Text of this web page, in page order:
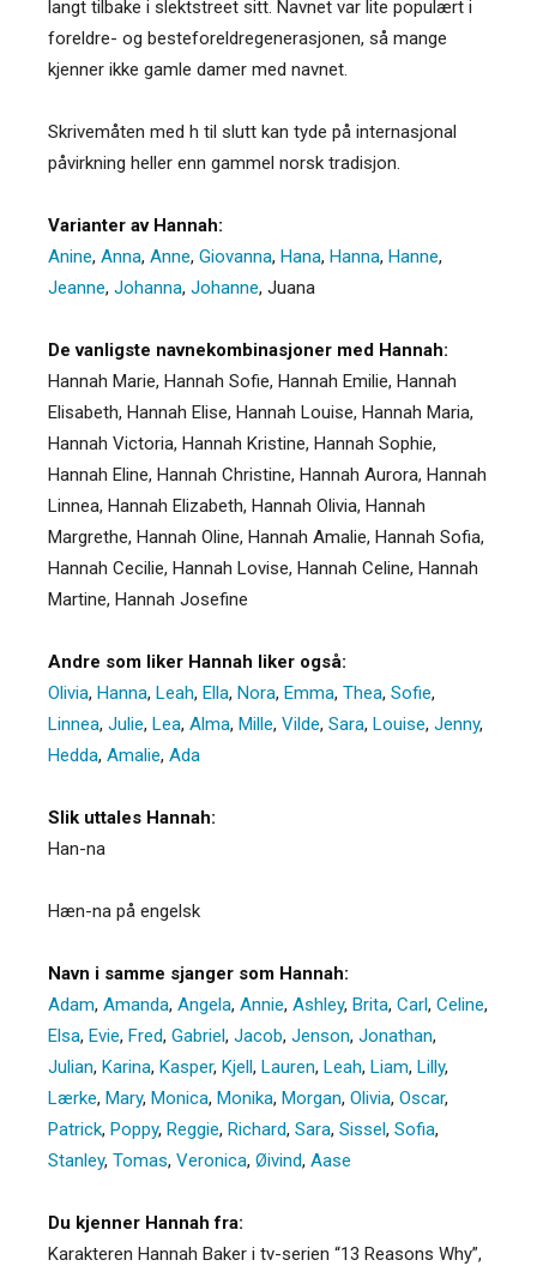
langt tilbake i slektstreet sitt. Navnet var lite populært i
foreldre- og besteforeldregenerasjonen, så mange
kjenner ikke gamle damer med navnet.
Skrivemåten med h til slutt kan tyde på internasjonal
påvirkning heller enn gammel norsk tradisjon.
Varianter av Hannah:
Anine, Anna, Anne, Giovanna, Hana, Hanna, Hanne,
Jeanne, Johanna, Johanne, Juana
De vanligste navnekombinasjoner med Hannah:
Hannah Marie, Hannah Sofie, Hannah Emilie, Hannah
Elisabeth, Hannah Elise, Hannah Louise, Hannah Maria,
Hannah Victoria, Hannah Kristine, Hannah Sophie,
Hannah Eline, Hannah Christine, Hannah Aurora, Hannah
Linnea, Hannah Elizabeth, Hannah Olivia, Hannah
Margrethe, Hannah Oline, Hannah Amalie, Hannah Sofia,
Hannah Cecilie, Hannah Lovise, Hannah Celine, Hannah
Martine, Hannah Josefine
Andre som liker Hannah liker også:
Olivia, Hanna, Leah, Ella, Nora, Emma, Thea, Sofie,
Linnea, Julie, Lea, Alma, Mille, Vilde, Sara, Louise, Jenny,
Hedda, Amalie, Ada
Slik uttales Hannah:
Han-na
Hæn-na på engelsk
Navn i samme sjanger som Hannah:
Adam, Amanda, Angela, Annie, Ashley, Brita, Carl, Celine,
Elsa, Evie, Fred, Gabriel, Jacob, Jenson, Jonathan,
Julian, Karina, Kasper, Kjell, Lauren, Leah, Liam, Lilly,
Lærke, Mary, Monica, Monika, Morgan, Olivia, Oscar,
Patrick, Poppy, Reggie, Richard, Sara, Sissel, Sofia,
Stanley, Tomas, Veronica, Øivind, Aase
Du kjenner Hannah fra:
Karakteren Hannah Baker i tv-serien “13 Reasons Why”,